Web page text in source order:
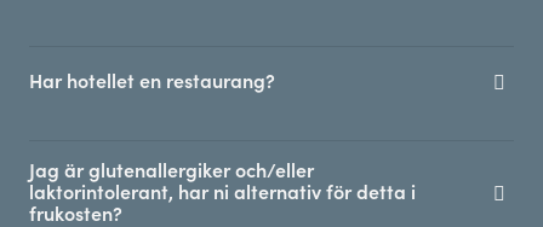
Har hotellet en restaurang?
Jag är glutenallergiker och/eller
laktorintolerant, har ni alternativ för detta i
frukosten?